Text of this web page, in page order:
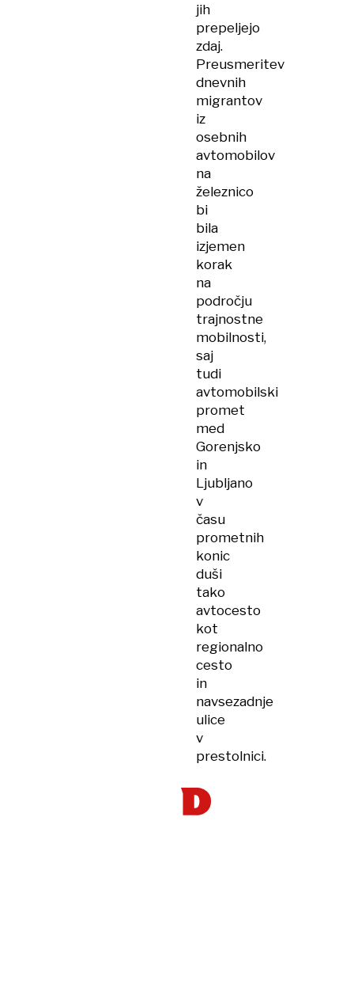
jih
prepeljejo
zdaj.
Preusmeritev
dnevnih
migrantov
iz
osebnih
avtomobilov
na
železnico
bi
bila
izjemen
korak
na
področju
trajnostne
mobilnosti,
saj
tudi
avtomobilski
promet
med
Gorenjsko
in
Ljubljano
v
času
prometnih
konic
duši
tako
avtocesto
kot
regionalno
cesto
in
navsezadnje
ulice
v
prestolnici.